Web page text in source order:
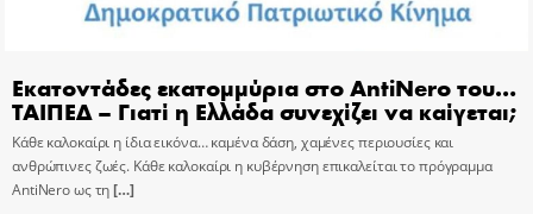
Εκατοντάδες εκατομμύρια στο AntiNero του…
ΤΑΙΠΕΔ – Γιατί η Ελλάδα συνεχίζει να καίγεται;
Κάθε καλοκαίρι η ίδια εικόνα… καμένα δάση, χαμένες περιουσίες και
ανθρώπινες ζωές. Κάθε καλοκαίρι η κυβέρνηση επικαλείται το πρόγραμμα
AntiNero ως τη[…]